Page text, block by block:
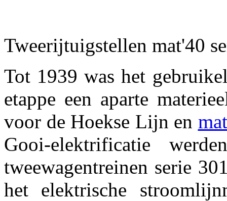
Tweerijtuigstellen mat'40
Tot 1939 was het
etappe een aparte
voor de Hoekse Lijn en
Gooi-elektrificatie
tweewagentreinen serie
het elektrische